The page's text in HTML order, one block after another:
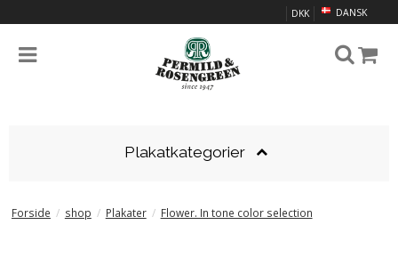
DANSK
DKK
Plakatkategorier
Forside / shop / Plakater / Flower. In tone color selection